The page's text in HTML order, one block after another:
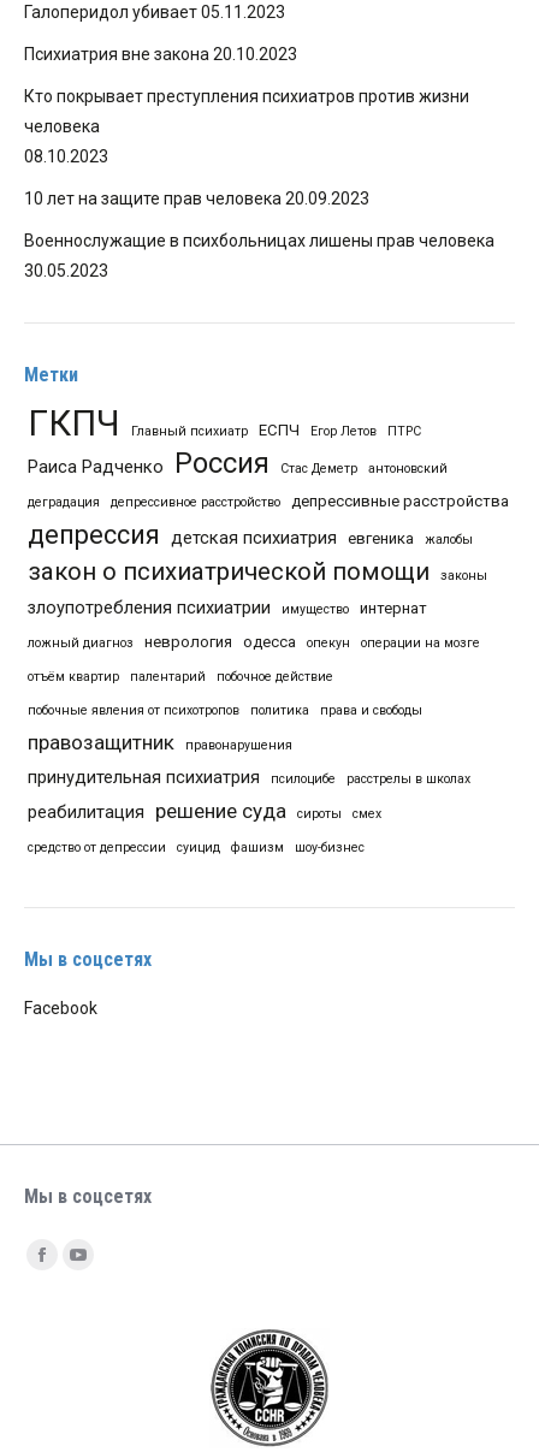
Галоперидол убивает05.11.2023
Психиатрия вне закона 20.10.2023
Кто покрывает преступления психиатров против жизни
человека
08.10.2023
10 лет на защите прав человека 20.09.2023
Военнослужащие в психбольницах лишены прав человека
30.05.2023
Метки
ГКПЧ Главный психиатр ЕСПЧ Егор Летов ПТРС
Раиса Радченко Россия Стас Деметр антоновский
деградация депрессивное расстройство депрессивные расстройства
депрессия детская психиатрия евгеника жалобы
закон о психиатрической помощи законы
злоупотребления психиатрии имущество интернат
ложный диагноз неврология одесса опекун операции на мозге
отъём квартир палентарий побочное действие
побочные явления от психотропов политика права и свободы
правозащитник правонарушения
принудительная психиатрия псилоцибе расстрелы в школах
реабилитация решение суда сироты смех
средство от депрессии суицид фашизм шоу-бизнес
Мы в соцсетях
Facebook
Мы в соцсетях
Найдите нас:
FacebookYouTube